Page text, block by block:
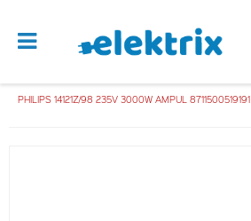
PHILIPS 14121Z/98 235V 3000W AMPUL 8711500519191